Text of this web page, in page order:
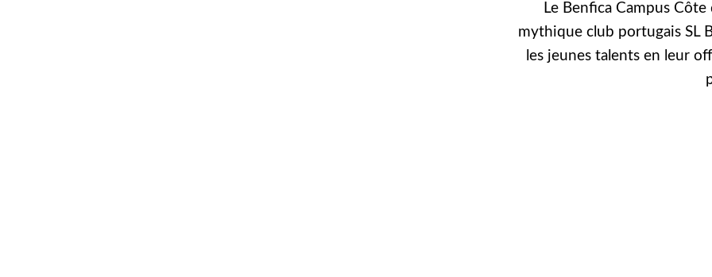
Le Benfica Campus
mythique club portugais SL
les jeunes talents en leur